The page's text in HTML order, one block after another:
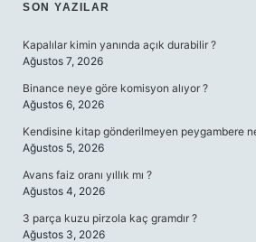
SIDEBAR
SON YAZILAR
Kapalılar kimin yanında açık durabilir ?
Ağustos 7, 2026
Binance neye göre komisyon alıyor ?
Ağustos 6, 2026
Kendisine kitap gönderilmeyen peygambere
Ağustos 5, 2026
Avans faiz oranı yıllık mı ?
Ağustos 4, 2026
3 parça kuzu pirzola kaç gramdır ?
Ağustos 3, 2026